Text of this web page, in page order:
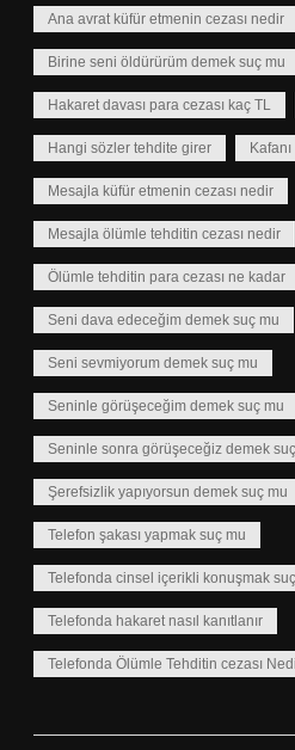
Ana avrat küfür etmenin cezası nedir
Birine seni öldürürüm demek suç mu
Hakaret davası para cezası kaç TL
Hangi sözler tehdite girer
Mesajla küfür etmenin cezası nedir
Mesajla ölümle tehditin cezası nedir
Ölümle tehditin para cezası ne kadar
Seni dava edeceğim demek suç mu
Seni sevmiyorum demek suç mu
Seninle görüşeceğim demek suç mu
Seninle sonra görüşeceğiz demek
Şerefsizlik yapıyorsun demek suç mu
Telefon şakası yapmak suç mu
Telefonda cinsel içerikli konuşmak
Telefonda hakaret nasıl kanıtlanır
Telefonda Ölümle Tehditin cezası